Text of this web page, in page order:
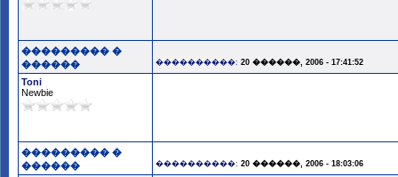
��������� �
������
����������: 20 ������, 2006 - 17:41:52
Toni
Newbie
��������� �
������
����������: 20 ������, 2006 - 18:03:06